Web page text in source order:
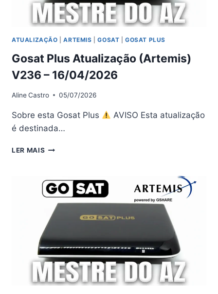
ATUALIZAÇÃO |ARTEMIS |GOSAT |GOSAT PLUS
Gosat Plus Atualização (Artemis)
V236 – 16/04/2026
AlineCastro 05/07/2026
Sobre esta Gosat Plus
AVISO Esta atualização
é destinada…
LER MAIS GOSAT
(ARTEMIS)
V236
–
16/04/2026